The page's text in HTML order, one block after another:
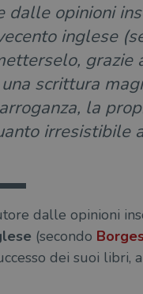
dalle opinioni
inglese
grazie
scrittura
la
irresistibile
dalle opinioni
(secondo
dei suoi libri,